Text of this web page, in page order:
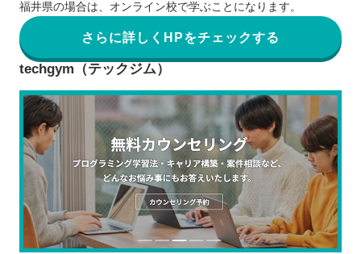
福井県の場合は、オンライン校で学ぶことになります。
さらに詳しくHPをチェックする
techgym（テックジム）